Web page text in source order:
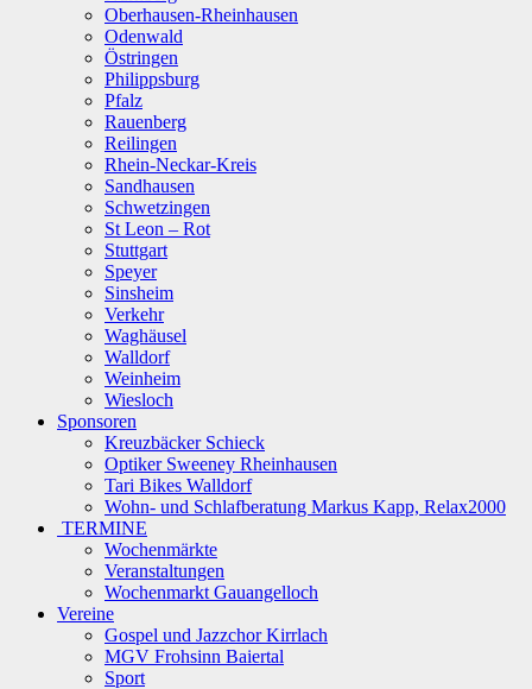
Oberhausen-Rheinhausen
Odenwald
Östringen
Philippsburg
Pfalz
Rauenberg
Reilingen
Rhein-Neckar-Kreis
Sandhausen
Schwetzingen
St Leon – Rot
Stuttgart
Speyer
Sinsheim
Verkehr
Waghäusel
Walldorf
Weinheim
Wiesloch
Sponsoren
Kreuzbäcker Schieck
Optiker Sweeney Rheinhausen
Tari Bikes Walldorf
Wohn- und Schlafberatung Markus Kapp, Relax2000
TERMINE
Wochenmärkte
Veranstaltungen
Wochenmarkt Gauangelloch
Vereine
Gospel und Jazzchor Kirrlach
MGV Frohsinn Baiertal
Sport